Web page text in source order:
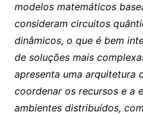
modelos matemáticos
consideram circuitos
dinâmicos, o que é bem
de soluções mais
apresenta uma arquitetura
coordenar os recursos e a
ambientes distribuídos,